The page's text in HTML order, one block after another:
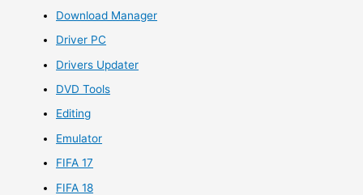
Download Manager
Driver PC
Drivers Updater
DVD Tools
Editing
Emulator
FIFA 17
FIFA 18